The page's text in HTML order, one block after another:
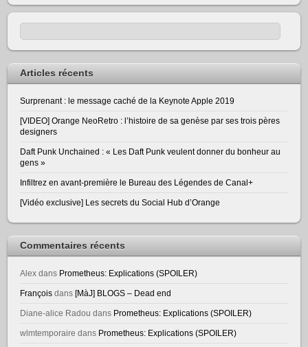
Articles récents
Surprenant : le message caché de la Keynote Apple 2019
[VIDEO] Orange NeoRetro : l’histoire de sa genèse par ses trois pères
designers
Daft Punk Unchained : « Les Daft Punk veulent donner du bonheur au
gens »
Infiltrez en avant-première le Bureau des Légendes de Canal+
[Vidéo exclusive] Les secrets du Social Hub d’Orange
Commentaires récents
Alex dans Prometheus: Explications (SPOILER)
François dans[MàJ] BLOGS – Dead end
Diane-alice Radou dans Prometheus: Explications (SPOILER)
wlmtemporaire dans Prometheus: Explications (SPOILER)